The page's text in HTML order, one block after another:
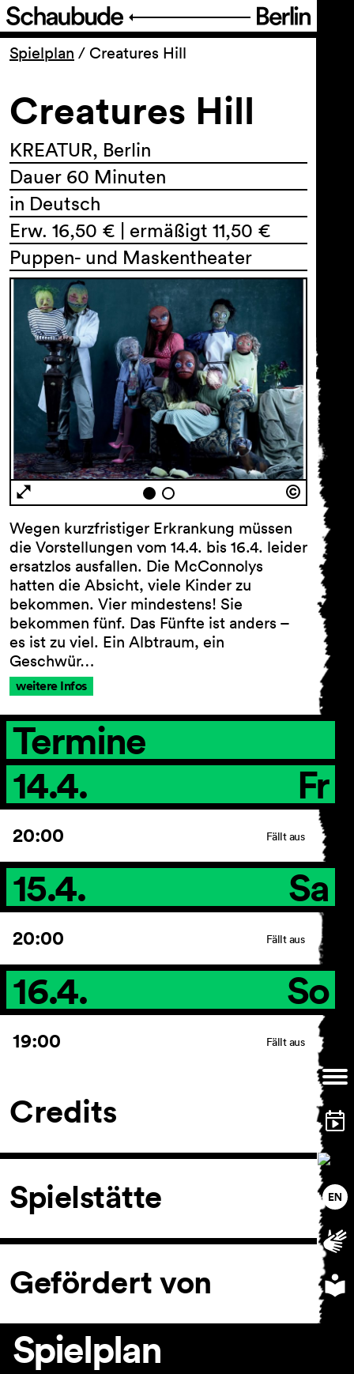
Programm
Ticket
Barrierefreiheit
Über uns
AGB
Impressum
Datenschutz
Barrierefreiheitserklärung
Spielplan / Creatures Hill
Creatures Hill
KREATUR, Berlin
Dauer 60 Minuten
in Deutsch
Erw. 16,50 € | ermäßigt 11,50 €
Puppen- und Maskentheater
Wegen kurzfristiger Erkrankung müssen
die Vorstellungen vom 14.4. bis 16.4. leider
ersatzlos ausfallen. Die McConnolys
hatten die Absicht, viele Kinder zu
bekommen. Vier mindestens! Sie
bekommen fünf. Das Fünfte ist anders –
es ist zu viel. Ein Albtraum, ein
Geschwür…
weitere Infos
Termine
14.4.
Fr
20:00 Fällt aus
15.4. Sa
20:00 Fällt aus
16.4. So
19:00 Fällt aus
Credits
Spielstätte
Gefördert von
Spielplan